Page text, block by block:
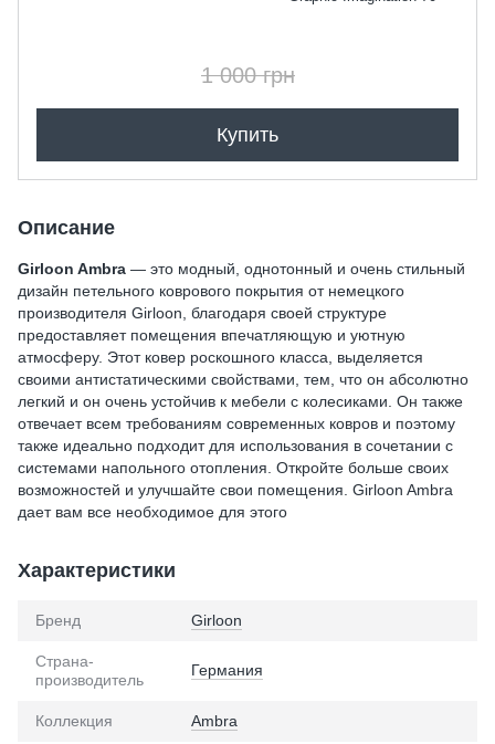
1 000 грн
Купить
Описание
Girloon Ambra — это модный, однотонный и очень стильный
дизайн петельного коврового покрытия от немецкого
производителя Girloon, благодаря своей структуре
предоставляет помещения впечатляющую и уютную
атмосферу. Этот ковер роскошного класса, выделяется
своими антистатическими свойствами, тем, что он абсолютно
легкий и он очень устойчив к мебели с колесиками. Он также
отвечает всем требованиям современных ковров и поэтому
также идеально подходит для использования в сочетании с
системами напольного отопления. Откройте больше своих
возможностей и улучшайте свои помещения. Girloon Ambra
дает вам все необходимое для этого
Характеристики
Бренд Girloon
Страна-
производитель
Германия
Коллекция Ambra